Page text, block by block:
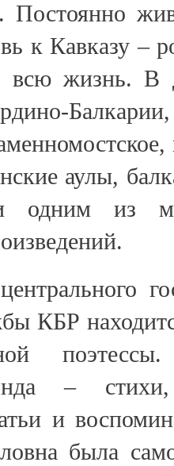
Постоянно
к Кавказу –
всю жизнь. В
аулы,
одним из
КБР
–
и
была